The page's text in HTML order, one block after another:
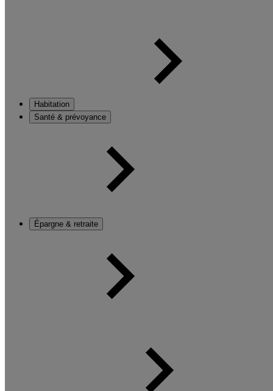
Habitation
Santé & prévoyance
Épargne & retraite